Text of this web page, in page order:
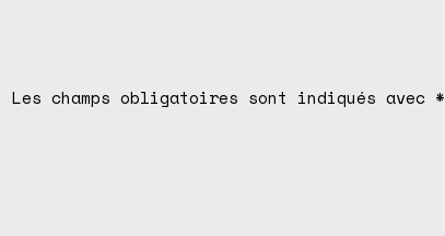
Les champs obligatoires sont indiqués avec *